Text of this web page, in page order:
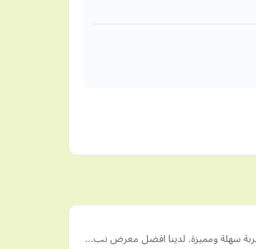
تجربة سهلة ومميزة. لدينا افضل معرض نب…